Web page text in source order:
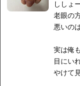
ししょ
老眼の
悪いの
実は俺
目にい
やけて